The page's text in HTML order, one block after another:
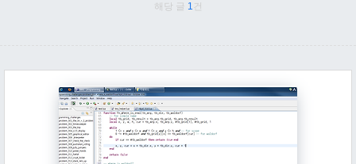
해당 글 1 건